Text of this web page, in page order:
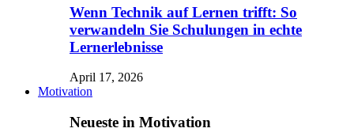
Wenn Technik auf Lernen trifft: So
verwandeln Sie Schulungen in echte
Lernerlebnisse
April 17, 2026
Motivation
Neueste in Motivation